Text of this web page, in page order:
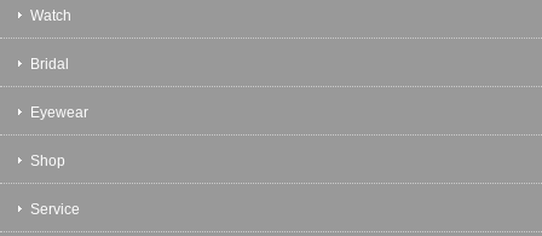
Watch
Bridal
Eyewear
Shop
Service